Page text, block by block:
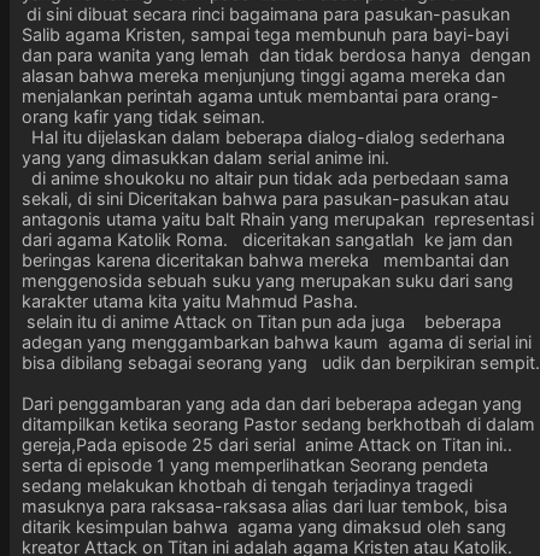
di sini dibuat secara rinci bagaimana para pasukan-pasukan
Salib agama Kristen, sampai tega membunuh para bayi-bayi
dan para wanita yang lemah dan tidak berdosa hanya dengan
alasan bahwa mereka menjunjung tinggi agama mereka dan
menjalankan perintah agama untuk membantai para orang-
orang kafir yang tidak seiman.
Hal itu dijelaskan dalam beberapa dialog-dialog sederhana
yang yang dimasukkan dalam serial anime ini.
di anime shoukoku no altair pun tidak ada perbedaan sama
sekali, di sini Diceritakan bahwa para pasukan-pasukan atau
antagonis utama yaitu balt Rhain yang merupakan representasi
dari agama Katolik Roma. diceritakan sangatlah ke jam dan
beringas karena diceritakan bahwa mereka membantai dan
menggenosida sebuah suku yang merupakan suku dari sang
karakter utama kita yaitu Mahmud Pasha.
selain itu di anime Attack on Titan pun ada juga beberapa
adegan yang menggambarkan bahwa kaum agama di serial ini
bisa dibilang sebagai seorang yang udik dan berpikiran sempit.
Dari penggambaran yang ada dan dari beberapa adegan yang
ditampilkan ketika seorang Pastor sedang berkhotbah di dalam
gereja,Pada episode 25 dari serial anime Attack on Titan ini..
serta di episode 1 yang memperlihatkan Seorang pendeta
sedang melakukan khotbah di tengah terjadinya tragedi
masuknya para raksasa-raksasa alias dari luar tembok, bisa
ditarik kesimpulan bahwa agama yang dimaksud oleh sang
kreator Attack on Titan ini adalah agama Kristen atau Katolik.